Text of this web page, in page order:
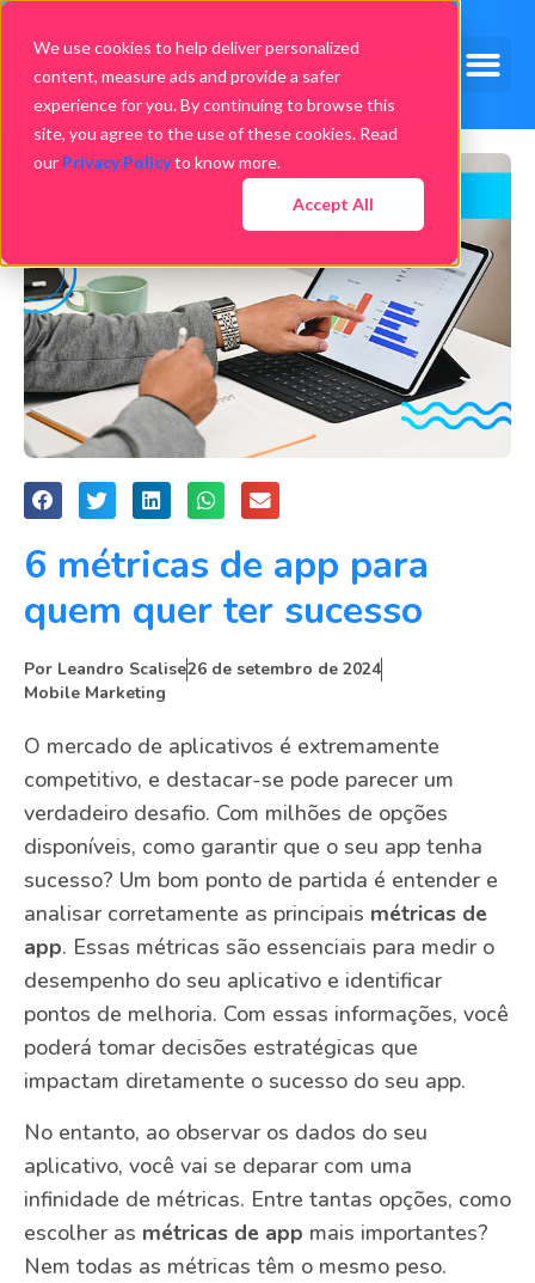
We use cookies to help deliver personalized
content, measure ads and provide a safer
experience for you. By continuing to browse this
site, you agree to the use of these cookies. Read
our Privacy Policyto know more.
Accept All
6 métricas de app para
quem quer ter sucesso
Por Leandro Scalise26 de setembro de 2024
Mobile Marketing
O mercado de aplicativos é extremamente
competitivo, e destacar-se pode parecer um
verdadeiro desafio. Com milhões de opções
disponíveis, como garantir que o seu app tenha
sucesso? Um bom ponto de partida é entender e
analisar corretamente as principais métricas de
app. Essas métricas são essenciais para medir o
desempenho do seu aplicativo e identificar
pontos de melhoria. Com essas informações, você
poderá tomar decisões estratégicas que
impactam diretamente o sucesso do seu app.
No entanto, ao observar os dados do seu
aplicativo, você vai se deparar com uma
infinidade de métricas. Entre tantas opções, como
escolher as métricas de app mais importantes?
Nem todas as métricas têm o mesmo peso.